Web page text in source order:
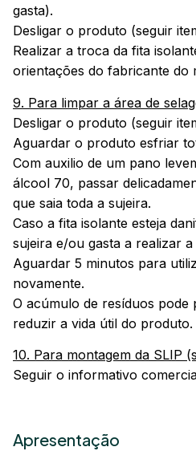
gasta).
Desligar o produto (seguir
Realizar a troca da fita
orientações do fabricante do
9. Para limpar a área de
Desligar o produto (seguir
Aguardar o produto esfriar
Com auxilio de um pano
álcool 70, passar
que saia toda a sujeira.
Caso a fita isolante esteja
sujeira e/ou gasta a realizar
Aguardar 5 minutos para
novamente.
O acúmulo de resíduos pode
reduzir a vida útil do produto.
10. Para montagem da SLIP
Seguir o informativo
Apresentação